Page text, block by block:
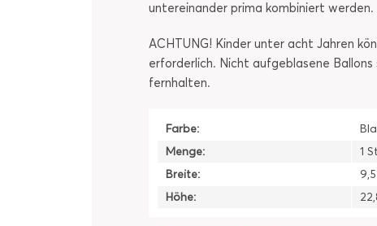
untereinander prima kombiniert werden.
ACHTUNG! Kinder unter acht Jahren
erforderlich. Nicht aufgeblasene
fernhalten.
Farbe:
Menge:
1
Breite:
Höhe: